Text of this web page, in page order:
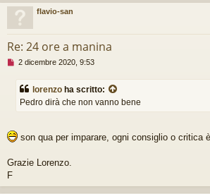
flavio-san
Re: 24 ore a manina
M
s
g
i
a
e
2 dicembre 2020, 9:53
lorenzo ha scritto:
Pedro dirà che non vanno bene
son qua per imparare, ogni consiglio o critica
Grazie Lorenzo.
F